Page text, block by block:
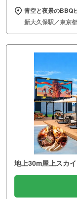
青空と夜景のBBQ
新大久保駅／東京都
地上30m屋上スカ